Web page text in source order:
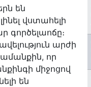
են
վստահելի
գործելաոճը։
արժի
որ
միջոցով
են